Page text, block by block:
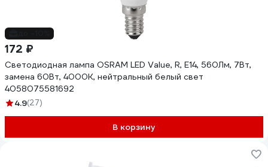
172 ₽
Светодиодная лампа OSRAM LED Value, R, E14, 560Лм, 7Вт,
замена 60Вт, 4000К, нейтральный белый свет
4058075581692
4.9(27)
В корзину